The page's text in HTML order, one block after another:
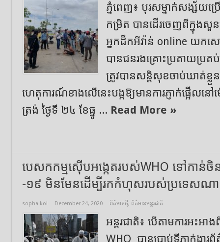
ភ្នំពេញ៖​ បុរសម្នាក់សង្ស័យ
កម្រិត​ បានដេីរចេញពីក្នុងសួន
អ្នកដឹកអីវ៉ាន់ online យកស
បានជនរងគ្រោះប្រតាយប្រ
ត្រូវបានសន្តិសុខចាប់ឃាត់ខ្លួ
ហេតុការណ៍ខាងលើនេះបង្កឱ្យមានការភ្ញាក់ផ្អើល
ត្រង់ ថ្ងៃទី ២៤ ខែធ្នូ ... Read More »
បេសកកម្ម​ស៊ើបអង្កេត​របស់​WHO ទៅកាន់​ចិ
-១៩ មិនមែន​ដើម្បី​រក​កំហុស​របស់​ប្រទេស​ណ
sopha kol December 24, 2020 ព័ត៌មានថ្មី, ព័ត៌មានអន្តរជាតិ
អន្តរជាតិ៖ បើតាមការអះអា
WHO បានប្រាប់​ទីភ្នាក់ងា